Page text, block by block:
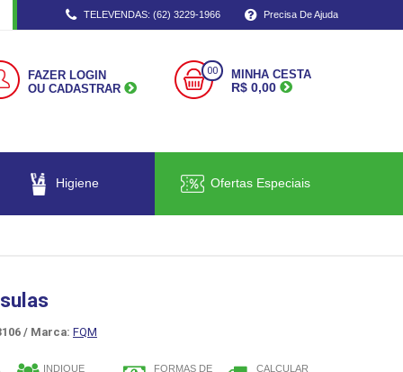
TELEVENDAS: (62) 3229-1966 Precisa De Ajuda
FAZER LOGIN
OU CADASTRAR
00 MINHA CESTA
R$ 0,00
Higiene Ofertas Especiais
/ Marca: FQM
INDIQUE
FORMAS DE
CALCULAR